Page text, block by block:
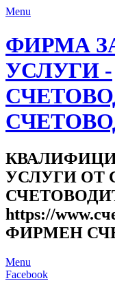
Menu
ФИРМА
УСЛУГИ -
УСЛУГИ ОТ
https://
ФИРМЕН
Menu
Facebook